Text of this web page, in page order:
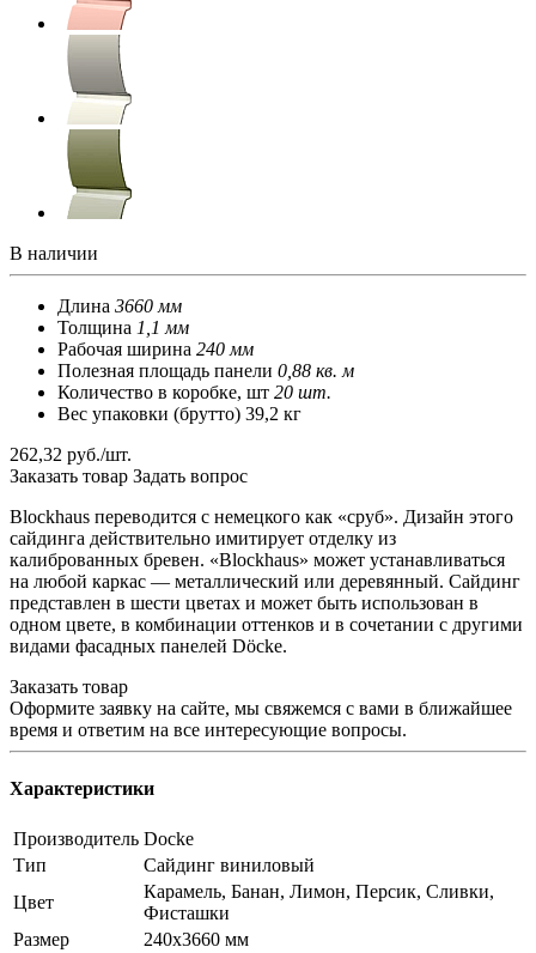
В наличии
Длина 3660 мм
Толщина 1,1 мм
Рабочая ширина 240 мм
Полезная площадь панели 0,88 кв. м
Количество в коробке, шт 20 шт.
Вес упаковки (брутто) 39,2 кг
262,32 руб./шт.
Заказать товар Задать вопрос
Blockhaus переводится с немецкого как «сруб». Дизайн этого
сайдинга действительно имитирует отделку из
калиброванных бревен. «Blockhaus» может устанавливаться
на любой каркас — металлический или деревянный. Сайдинг
представлен в шести цветах и может быть использован в
одном цвете, в комбинации оттенков и в сочетании с другими
видами фасадных панелей Döcke.
Заказать товар
Оформите заявку на сайте, мы свяжемся с вами в ближайшее
время и ответим на все интересующие вопросы.
Характеристики
Производитель Docke
Тип
Сайдинг виниловый
Цвет
Карамель, Банан, Лимон, Персик, Сливки,
Фисташки
Размер
240х3660 мм